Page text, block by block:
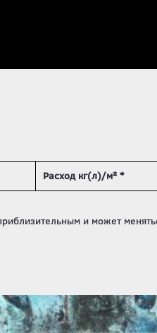
Расход кг(л)/м² *